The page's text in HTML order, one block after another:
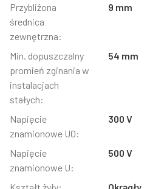
Przybliżona
średnica
zewnętrzna:
9 mm
Min. dopuszczalny
promień zginania w
instalacjach
stałych:
54 mm
Napięcie
znamionowe U0:
300 V
Napięcie
znamionowe U:
500 V
Kształt żyły: Okrągły